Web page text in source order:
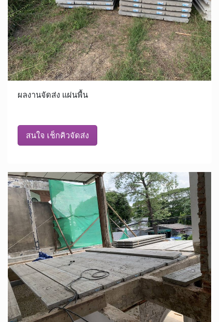
ผลงานจัดส่ง แผ่นพื้น
สนใจ เช็กคิวจัดส่ง